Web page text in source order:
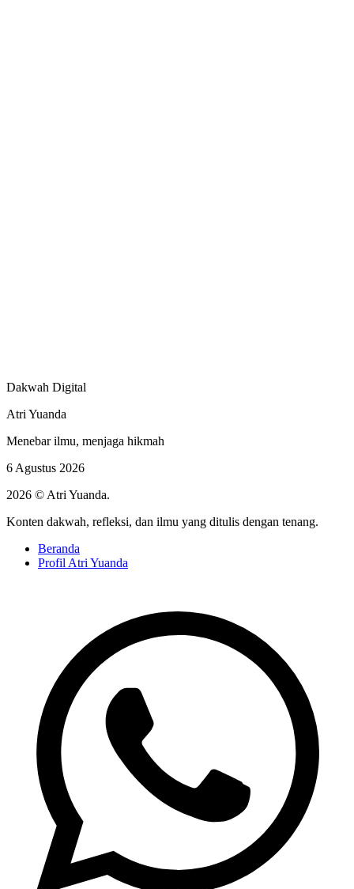
Dakwah Digital
Atri Yuanda
Menebar ilmu, menjaga hikmah
6 Agustus 2026
2026 © Atri Yuanda.
Konten dakwah, refleksi, dan ilmu yang ditulis dengan tenang.
Beranda
Profil Atri Yuanda